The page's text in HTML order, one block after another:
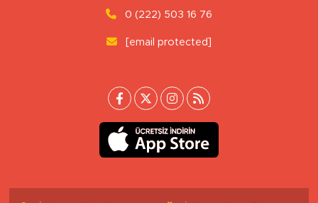
0 (222) 503 16 76
[email protected]